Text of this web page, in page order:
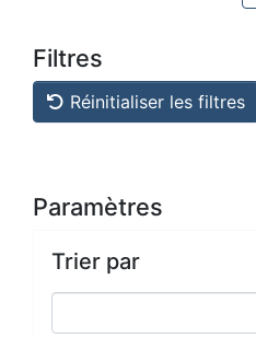
Filtres
Réinitialiser les filtres
Paramètres
Trier par